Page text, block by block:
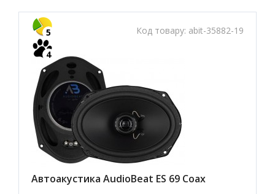
Код товару: abit-35882-19
5
4
Автоакустика AudioBeat ES 69 Coax